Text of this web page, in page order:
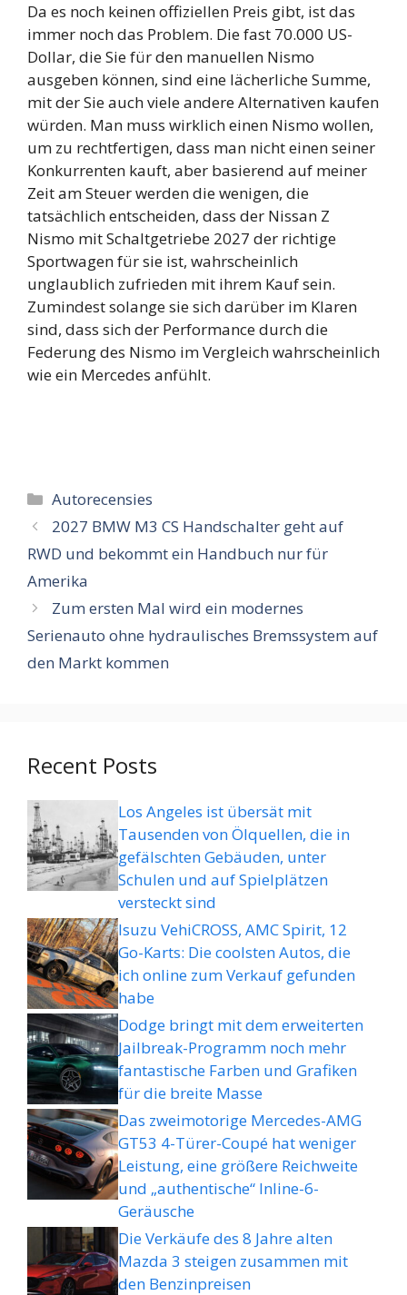
Da es noch keinen offiziellen Preis gibt, ist das
immer noch das Problem. Die fast 70.000 US-
Dollar, die Sie für den manuellen Nismo
ausgeben können, sind eine lächerliche Summe,
mit der Sie auch viele andere Alternativen kaufen
würden. Man muss wirklich einen Nismo wollen,
um zu rechtfertigen, dass man nicht einen seiner
Konkurrenten kauft, aber basierend auf meiner
Zeit am Steuer werden die wenigen, die
tatsächlich entscheiden, dass der Nissan Z
Nismo mit Schaltgetriebe 2027 der richtige
Sportwagen für sie ist, wahrscheinlich
unglaublich zufrieden mit ihrem Kauf sein.
Zumindest solange sie sich darüber im Klaren
sind, dass sich der Performance durch die
Federung des Nismo im Vergleich wahrscheinlich
wie ein Mercedes anfühlt.
Categorieën
Autorecensies
2027 BMW M3 CS Handschalter geht auf
RWD und bekommt ein Handbuch nur für
Amerika
Zum ersten Mal wird ein modernes
Serienauto ohne hydraulisches Bremssystem auf
den Markt kommen
Recent Posts
Los Angeles ist übersät mit
Tausenden von Ölquellen, die in
gefälschten Gebäuden, unter
Schulen und auf Spielplätzen
versteckt sind
Isuzu VehiCROSS, AMC Spirit, 12
Go-Karts: Die coolsten Autos, die
ich online zum Verkauf gefunden
habe
Dodge bringt mit dem erweiterten
Jailbreak-Programm noch mehr
fantastische Farben und Grafiken
für die breite Masse
Das zweimotorige Mercedes-AMG
GT53 4-Türer-Coupé hat weniger
Leistung, eine größere Reichweite
und „authentische“ Inline-6-
Geräusche
Die Verkäufe des 8 Jahre alten
Mazda 3 steigen zusammen mit
den Benzinpreisen